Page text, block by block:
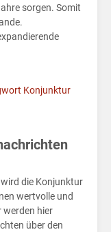
sorgen. Somit
die Konjunktur
wertvolle und
werden hier
über den